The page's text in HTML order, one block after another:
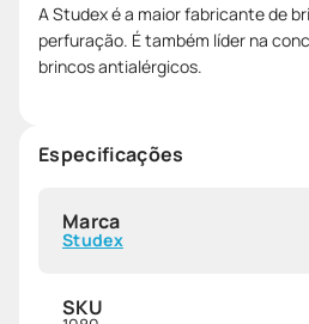
A Studex é a maior fabricante de
perfuração. É também líder na
brincos antialérgicos.
Especificações
Marca
Studex
SKU